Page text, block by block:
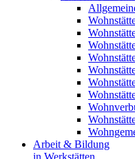
Arbeit & Bildung
in Werkstätten